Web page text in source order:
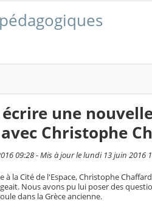
une
Christophe
09:28 - Mis à jour le lundi 13 juin 2016
à la Cité de l'Espace, Christophe
Nous avons pu lui poser des
dans la Grèce ancienne.